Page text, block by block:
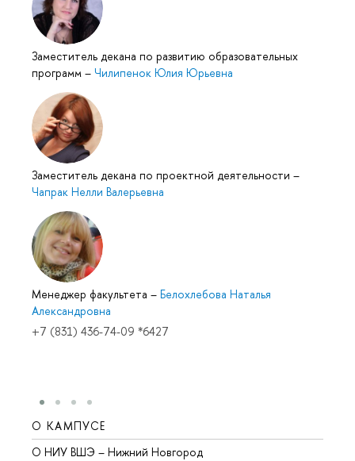
Заместитель декана по развитию образовательных
программ – Чилипенок Юлия Юрьевна
Заместитель декана по проектной деятельности –
Чапрак Нелли Валерьевна
Менеджер факультета – Белохлебова Наталья
Александровна
+7 (831) 436-74-09 *6427
О КАМПУСЕ
О НИУ ВШЭ – Нижний Новгород